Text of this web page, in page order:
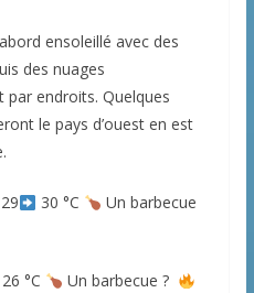
ensoleillé avec des
des nuages
endroits. Quelques
le pays d’ouest en est
30 °C
Un barbecue
26 °C
Un barbecue ?